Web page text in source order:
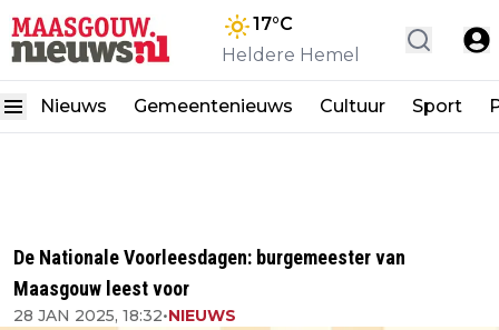
17°C
Heldere Hemel
Nieuws Gemeentenieuws Cultuur Sport
De Nationale Voorleesdagen: burgemeester van
Maasgouw leest voor
28 JAN 2025, 18:32•NIEUWS